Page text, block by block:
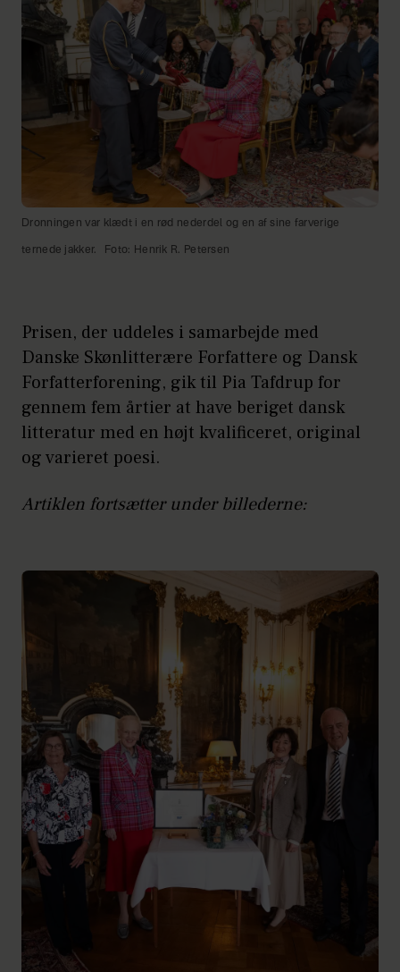
Dronningen var klædt i en rød nederdel og en af sine farverige
ternede jakker. Foto: Henrik R. Petersen
Prisen, der uddeles i samarbejde med
Danske Skønlitterære Forfattere og Dansk
Forfatterforening, gik til Pia Tafdrup for
gennem fem årtier at have beriget dansk
litteratur med en højt kvalificeret, original
og varieret poesi.
Artiklen fortsætter under billederne: